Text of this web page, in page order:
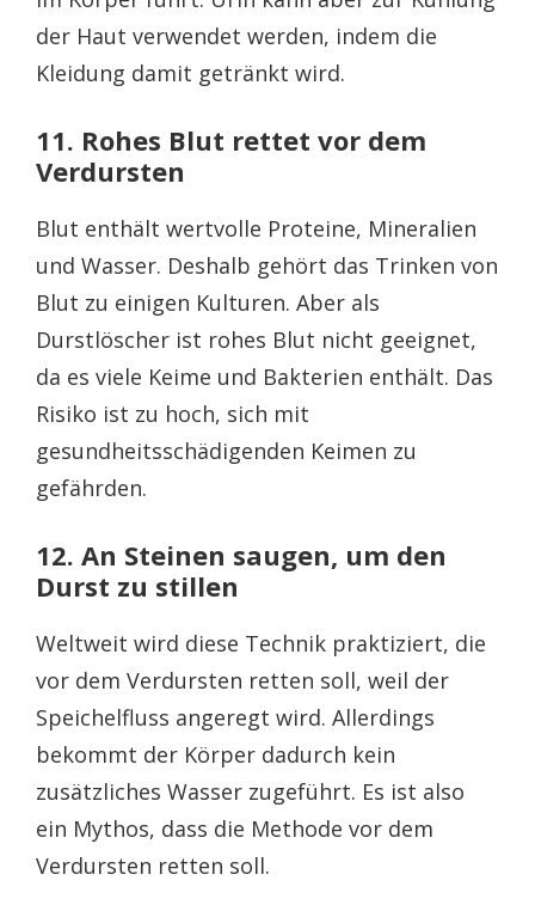
der Haut verwendet werden, indem die
Kleidung damit getränkt wird.
11. Rohes Blut rettet vor dem
Verdursten
Blut enthält wertvolle Proteine, Mineralien
und Wasser. Deshalb gehört das Trinken von
Blut zu einigen Kulturen. Aber als
Durstlöscher ist rohes Blut nicht geeignet,
da es viele Keime und Bakterien enthält. Das
Risiko ist zu hoch, sich mit
gesundheitsschädigenden Keimen zu
gefährden.
12. An Steinen saugen, um den
Durst zu stillen
Weltweit wird diese Technik praktiziert, die
vor dem Verdursten retten soll, weil der
Speichelfluss angeregt wird. Allerdings
bekommt der Körper dadurch kein
zusätzliches Wasser zugeführt. Es ist also
ein Mythos, dass die Methode vor dem
Verdursten retten soll.